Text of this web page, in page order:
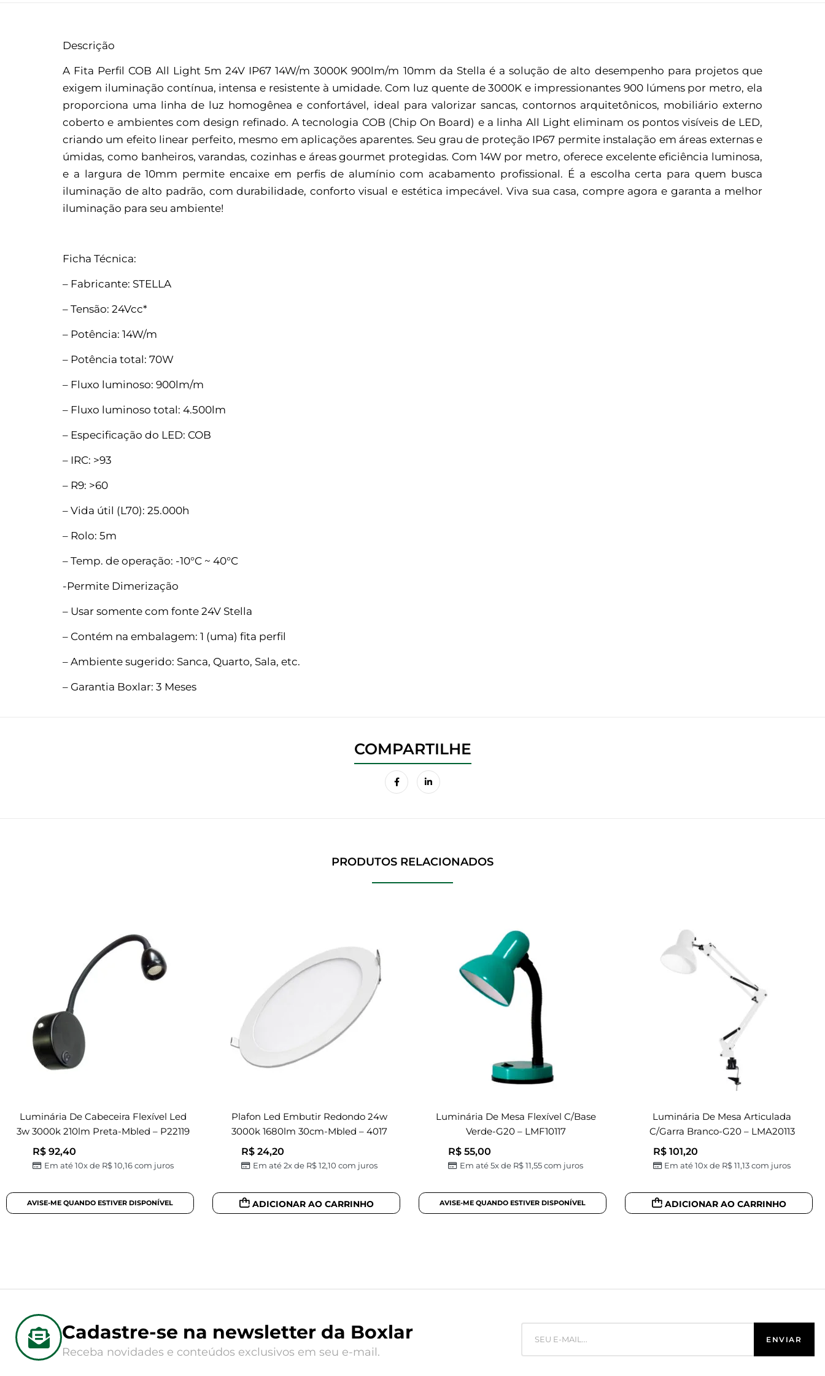
Descrição
A Fita Perfil COB All Light 5m 24V IP67 14W/m 3000K 900lm/m 10mm da Stella é a solução de alto desempenho para projetos que
exigem iluminação contínua, intensa e resistente à umidade. Com luz quente de 3000K e impressionantes 900 lúmens por metro, ela
proporciona uma linha de luz homogênea e confortável, ideal para valorizar sancas, contornos arquitetônicos, mobiliário externo
coberto e ambientes com design refinado. A tecnologia COB (Chip On Board) e a linha All Light eliminam os pontos visíveis de LED,
criando um efeito linear perfeito, mesmo em aplicações aparentes. Seu grau de proteção IP67 permite instalação em áreas externas e
úmidas, como banheiros, varandas, cozinhas e áreas gourmet protegidas. Com 14W por metro, oferece excelente eficiência luminosa,
e a largura de 10mm permite encaixe em perfis de alumínio com acabamento profissional. É a escolha certa para quem busca
iluminação de alto padrão, com durabilidade, conforto visual e estética impecável. Viva sua casa, compre agora e garanta a melhor
iluminação para seu ambiente!
Ficha Técnica:
– Fabricante: STELLA
– Tensão: 24Vcc*
– Potência: 14W/m
– Potência total: 70W
– Fluxo luminoso: 900lm/m
– Fluxo luminoso total: 4.500lm
– Especificação do LED: COB
– IRC: >93
– R9: >60
– Vida útil (L70): 25.000h
– Rolo: 5m
– Temp. de operação: -10°C ~ 40°C
-Permite Dimerização
– Usar somente com fonte 24V Stella
– Contém na embalagem: 1 (uma) fita perfil
– Ambiente sugerido: Sanca, Quarto, Sala, etc.
– Garantia Boxlar: 3 Meses
PRODUTOS RELACIONADOS
Luminária De Cabeceira Flexível Led
3w 3000k 210lm Preta-Mbled – P22119
R$ 92,40
Em até 10x de R$10,16com juros
Plafon Led Embutir Redondo 24w
3000k 1680lm 30cm-Mbled – 4017
R$ 24,20
Em até 2x de R$12,10 com juros
ADICIONAR AO CARRINHO
Luminária De Mesa Flexível C/base
Verde-G20 – LMF10117
R$ 55,00
Em até 5x de R$11,55com juros
Luminária De Mesa Articulada
C/garra Branco-G20 – LMA20113
R$101,20
Em até 10x de R$11,13com juros
ADICIONAR AO CARRINHO
Cadastre-se na newsletter da Boxlar
Receba novidades e conteúdos exclusivos em seu e-mail.